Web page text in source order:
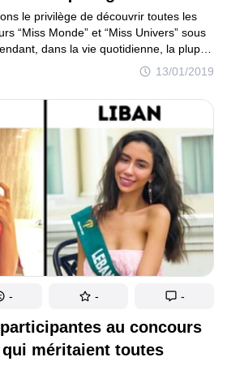
13/01/2019
le privilège de découvrir toutes les
“Miss Monde” et “Miss Univers” sous
dans la vie quotidienne, la plupart
et se maquillent très peu.
qu’elles ne possèdent pas toutes des
exemple, certaines d’entre elles sont
Et leurs passe-temps préférés
au concours
qui méritaient toutes
- - -